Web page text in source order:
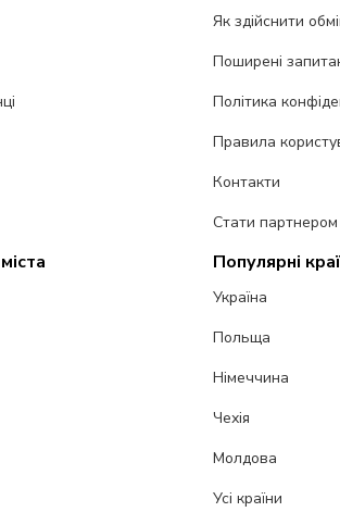
Як здійснити
Поширені
Політика
Правила
Контакти
Стати партнером
Популярні
Україна
Польща
Німеччина
Чехія
Молдова
Усі країни